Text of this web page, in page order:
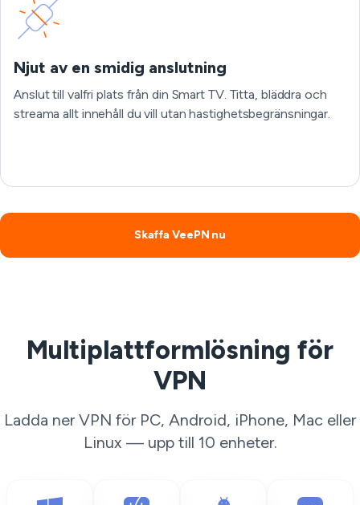
Njut av en smidig anslutning
Anslut till valfri plats från din Smart TV. Titta, bläddra och
streama allt innehåll du vill utan hastighetsbegränsningar.
Skaffa VeePN nu
Multiplattformlösning för
VPN
Ladda ner VPN för PC, Android, iPhone, Mac eller
Linux — upp till 10 enheter.